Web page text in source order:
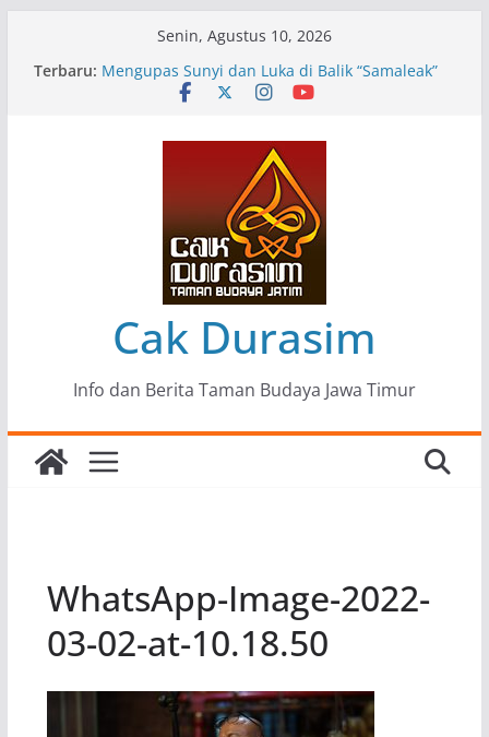
Senin, Agustus 10, 2026
Terbaru: Pameran Lukisan Komunitas Patria Seni Rupa
Kota Blitar : Ketika “Bergerak” Menjadi Mantra
Mengupas Sunyi dan Luka di Balik “Samaleak”
Menjaga Marwah Seni dan Budaya: Catatan
Kunjungan Kerja Ir. Bambang Haryo Soekartono
(BHS) Anggota DPR RI ke Taman Budaya Jawa
Pameran Tunggal 35 Karya Agus Koecink
“Tumbang Tambang”, Ungkapan Kritis Tentang
Derita Pekerja Pertambangan
Cak Durasim
Info dan Berita Taman Budaya Jawa Timur
WhatsApp-Image-2022-
03-02-at-10.18.50